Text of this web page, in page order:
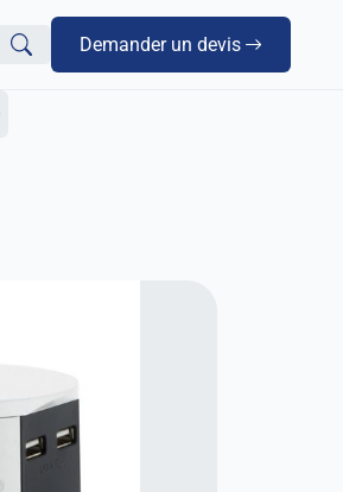
Demander un devis